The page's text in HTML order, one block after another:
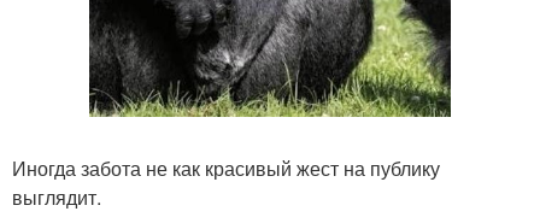
Иногда забота не как красивый жест на публику
выглядит.